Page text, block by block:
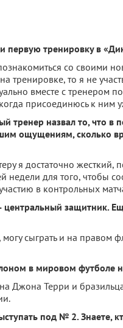
первую тренировку в
со своими
тренировке, то я не
вместе с
присоединюсь к ним
тренер назвал то, что в
ощущениям, сколько
я достаточно жесткий,
для того, чтобы
в контрольных
защитник.
могу сыграть и на
в мировом футболе
Джона Терри и
под № 2. Знаете,